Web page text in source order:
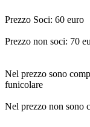
Prezzo Soci: 60 euro
Prezzo non soci: 70
Nel prezzo sono
funicolare
Nel prezzo non sono